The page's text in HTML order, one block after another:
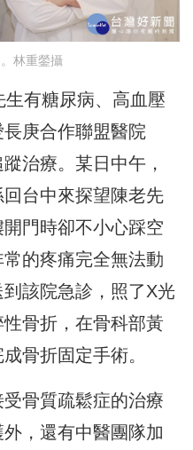
林重鎣攝
有糖尿病、高血壓
庚合作聯盟醫院
治療。 某日中午，
台中來探望陳老先
門時卻不小心踩空
的疼痛完全無法動
該院急診， 照了X光
骨折， 在骨科部黃
骨折固定手術。
骨質疏鬆症的治療
外，還有中醫團隊加